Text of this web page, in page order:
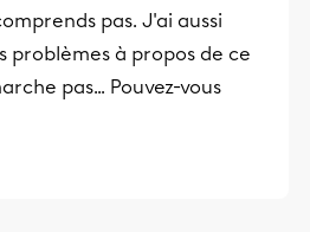
pas. J'ai aussi
problèmes à propos de ce
pas... Pouvez-vous